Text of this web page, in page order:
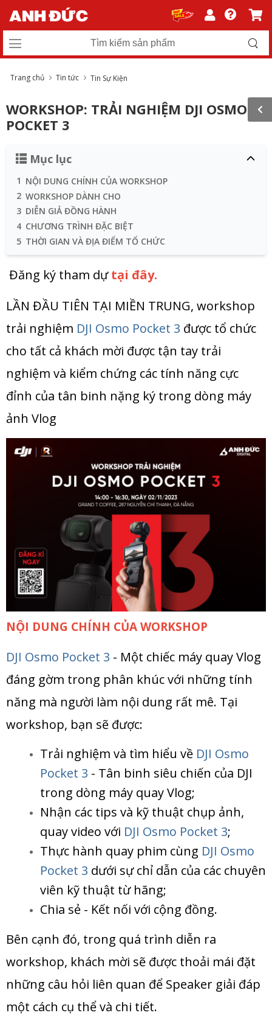
Trang chủ Tin tức Tin Sự Kiện
WORKSHOP: TRẢI NGHIỆM DJI OSMO
POCKET 3
Mục lục
1 NỘI DUNG CHÍNH CỦA WORKSHOP
2 WORKSHOP DÀNH CHO
3 DIỄN GIẢ ĐỒNG HÀNH
4 CHƯƠNG TRÌNH ĐẶC BIỆT
5 THỜI GIAN VÀ ĐỊA ĐIỂM TỔ CHỨC
Đăng ký tham dựtại đây.
LẦN ĐẦU TIÊN TẠI MIỀN TRUNG, workshop
trải nghiệm DJI Osmo Pocket 3 được tổ chức
cho tất cả khách mời được tận tay trải
nghiệm và kiểm chứng các tính năng cực
đỉnh của tân binh nặng ký trong dòng máy
ảnh Vlog
NỘI DUNG CHÍNH CỦA WORKSHOP
DJI Osmo Pocket 3 - Một chiếc máy quay Vlog
đáng gờm trong phân khúc với những tính
năng mà người làm nội dung rất mê. Tại
workshop, bạn sẽ được:
Trải nghiệm và tìm hiểu về DJI Osmo
Pocket 3 - Tân binh siêu chiến của DJI
trong dòng máy quay Vlog;
Nhận các tips và kỹ thuật chụp ảnh,
quay video với DJI Osmo Pocket 3;
Thực hành quay phim cùng DJI Osmo
Pocket 3 dưới sự chỉ dẫn của các chuyên
viên kỹ thuật từ hãng;
Chia sẻ - Kết nối với cộng đồng.
Bên cạnh đó, trong quá trình diễn ra
workshop, khách mời sẽ được thoải mái đặt
những câu hỏi liên quan để Speaker giải đáp
một cách cụ thể và chi tiết.